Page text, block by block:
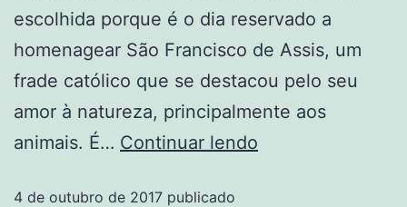
escolhida porque é o dia reservado a
homenagear São Francisco de Assis, um
frade católico que se destacou pelo seu
amor à natureza, principalmente aos
animais. É… Continuar lendo
4 de outubro de 2017 publicado